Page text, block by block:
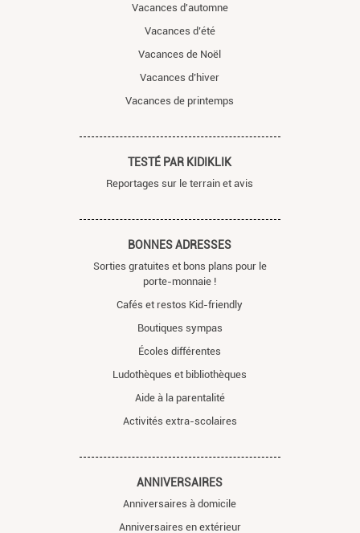
Vacances d'automne
Vacances d’été
Vacances de Noël
Vacances d’hiver
Vacances de printemps
TESTÉ PAR KIDIKLIK
Reportages sur le terrain et avis
BONNES ADRESSES
Sorties gratuites et bons plans pour le
porte-monnaie !
Cafés et restos Kid-friendly
Boutiques sympas
Écoles différentes
Ludothèques et bibliothèques
Aide à la parentalité
Activités extra-scolaires
ANNIVERSAIRES
Anniversaires à domicile
Anniversaires en extérieur